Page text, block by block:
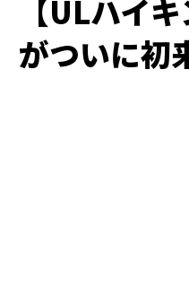
【ULハイ
がついに初